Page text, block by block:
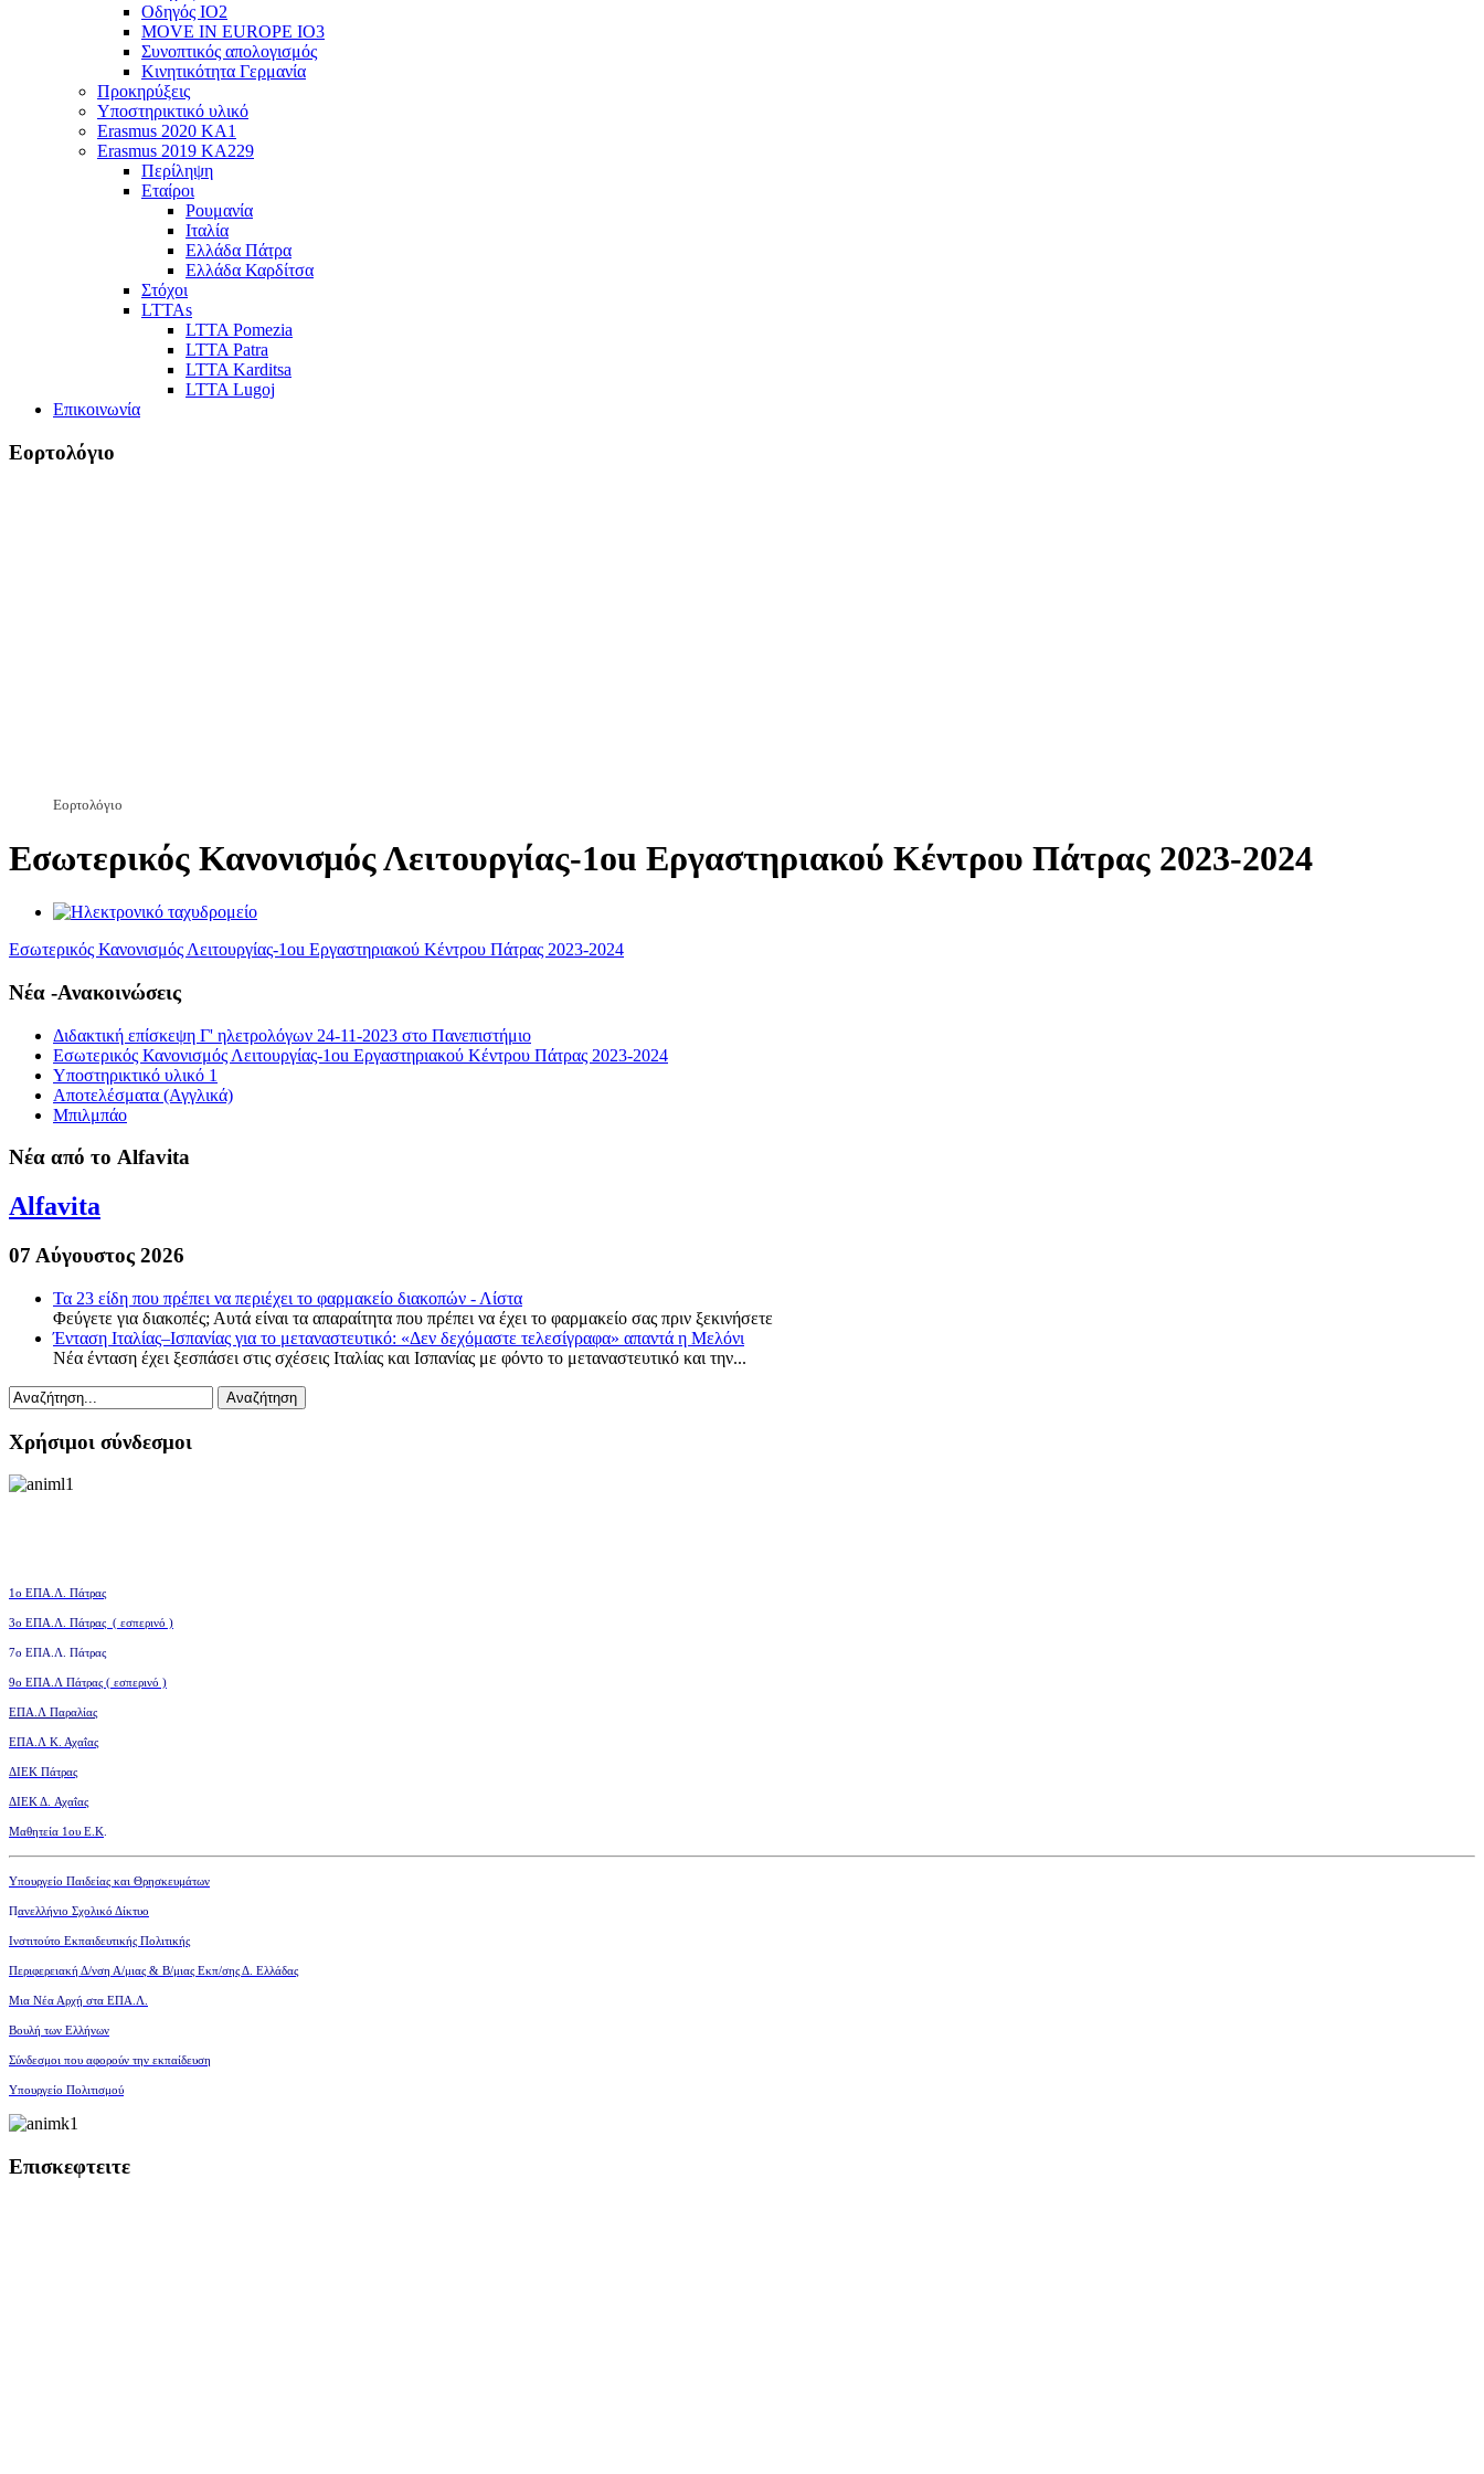
Οδηγός ΙΟ2
MOVE IN EUROPE IO3
Συνοπτικός απολογισμός
Κινητικότητα Γερμανία
Προκηρύξεις
Υποστηρικτικό υλικό
Erasmus 2020 KA1
Erasmus 2019 KA229
Περίληψη
Εταίροι
Ρουμανία
Ιταλία
Ελλάδα Πάτρα
Ελλάδα Καρδίτσα
Στόχοι
LTTAs
LTTA Pomezia
LTTA Patra
LTTA Karditsa
LTTA Lugoj
Επικοινωνία
Εορτολόγιο
Εορτολόγιο
Εσωτερικός Κανονισμός Λειτουργίας-1οu Εργαστηριακού Κέντρου Πάτρας 2023-2024
Εσωτερικός Κανονισμός Λειτουργίας-1οu Εργαστηριακού Κέντρου Πάτρας 2023-2024
Νέα -Ανακοινώσεις
Διδακτική επίσκεψη Γ' ηλετρολόγων 24-11-2023 στο Πανεπιστήμιο
Εσωτερικός Κανονισμός Λειτουργίας-1οu Εργαστηριακού Κέντρου Πάτρας 2023-2024
Υποστηρικτικό υλικό 1
Αποτελέσματα (Αγγλικά)
Μπιλμπάο
Νέα από το Alfavita
Alfavita
07 Αύγουστος 2026
Τα 23 είδη που πρέπει να περιέχει το φαρμακείο διακοπών - Λίστα
Φεύγετε για διακοπές; Αυτά είναι τα απαραίτητα που πρέπει να έχει το φαρμακείο σας πριν ξεκινήσετε
Ένταση Ιταλίας–Ισπανίας για το μεταναστευτικό: «Δεν δεχόμαστε τελεσίγραφα» απαντά η Μελόνι
Νέα ένταση έχει ξεσπάσει στις σχέσεις Ιταλίας και Ισπανίας με φόντο το μεταναστευτικό και την...
Χρήσιμοι σύνδεσμοι
1ο ΕΠΑ.Λ. Πάτρας
3ο ΕΠΑ.Λ. Πάτρας ( εσπερινό )
7ο ΕΠΑ.Λ. Πάτρας
9ο ΕΠΑ.Λ Πάτρας ( εσπερινό )
ΕΠΑ.Λ Παραλίας
ΕΠΑ.Λ Κ. Αχαΐας
ΔΙΕΚ Πάτρας
ΔΙΕΚ Δ. Αχαΐας
Μαθητεία 1ου Ε.Κ.
Υπουργείο Παιδείας και Θρησκευμάτων
Πανελλήνιο Σχολικό Δίκτυο
Ινστιτούτο Εκπαιδευτικής Πολιτικής
Περιφερειακή Δ/νση Α/μιας & Β/μιας Εκπ/σης Δ. Ελλάδας
Μια Νέα Αρχή στα ΕΠΑ.Λ.
Βουλή των Ελλήνων
Σύνδεσμοι που αφορούν την εκπαίδευση
Υπουργείο Πολιτισμού
Επισκεφτειτε